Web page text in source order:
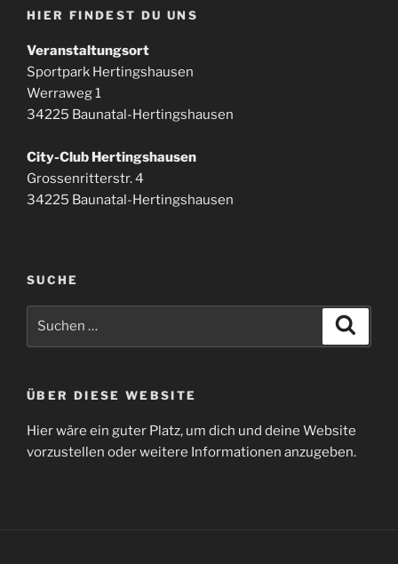
HIER FINDEST DU UNS
Veranstaltungsort
Sportpark Hertingshausen
Werraweg 1
34225 Baunatal-Hertingshausen
City-Club Hertingshausen
Grossenritterstr. 4
34225 Baunatal-Hertingshausen
SUCHE
ÜBER DIESE WEBSITE
Hier wäre ein guter Platz, um dich und deine Website
vorzustellen oder weitere Informationen anzugeben.